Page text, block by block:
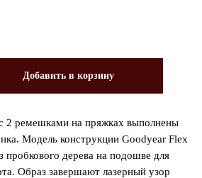
Добавить в корзину
2 ремешками на пряжках выполнены
Модель конструкции Goodyear Flex
пробкового дерева на подошве для
Образ завершают лазерный узор